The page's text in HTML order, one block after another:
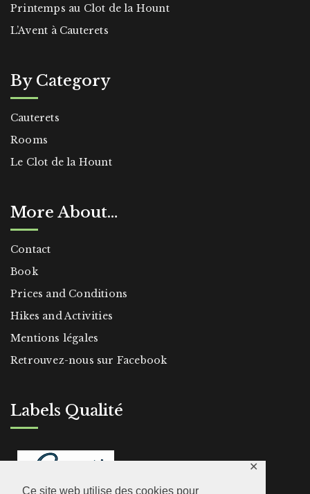
Ce site web utilise des cookies pour
✕
Printemps au Clot de la Hount
L’Avent à Cauterets
By Category
Cauterets
Rooms
Le Clot de la Hount
More About…
Contact
Book
Prices and Conditions
Hikes and Activities
Mentions légales
Retrouvez-nous sur Facebook
Labels Qualité